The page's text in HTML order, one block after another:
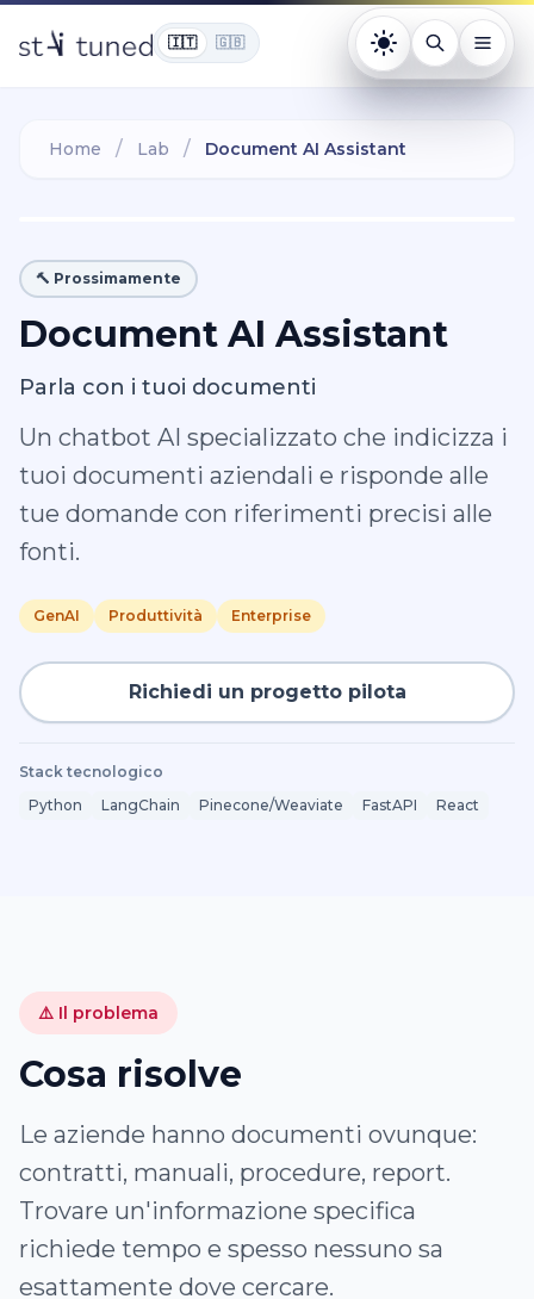
🇮🇹 🇬🇧 Tema: chiaro.
Home / Lab / Document AI Assistant
🔨 Prossimamente
Document AI Assistant
Parla con i tuoi documenti
Un chatbot AI specializzato che indicizza i
tuoi documenti aziendali e risponde alle
tue domande con riferimenti precisi alle
fonti.
GenAI Produttività Enterprise
Richiedi un progetto pilota
Stack tecnologico
Python
LangChain Pinecone/Weaviate FastAPI React
⚠️ Il problema
Cosa risolve
Le aziende hanno documenti ovunque:
contratti, manuali, procedure, report.
Trovare un'informazione specifica
richiede tempo e spesso nessuno sa
esattamente dove cercare.